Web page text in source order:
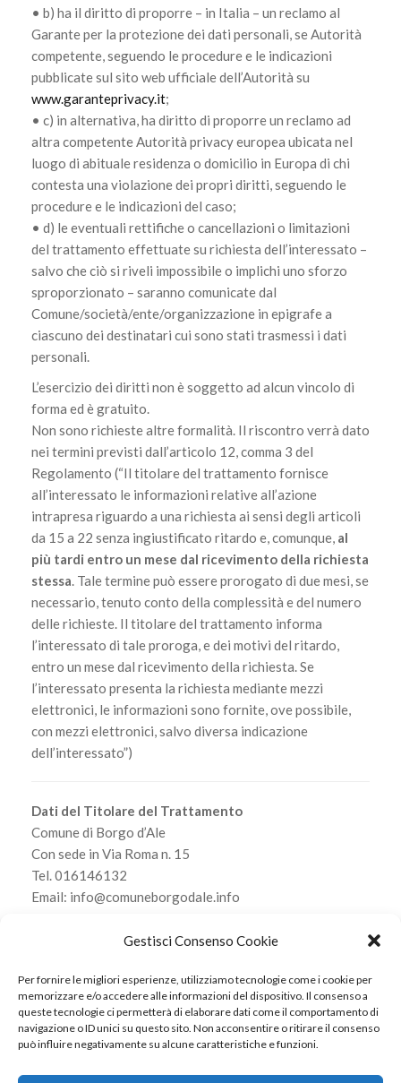
Gestisci Consenso Cookie
Per fornire le migliori esperienze, utilizziamo tecnologie come i cookie per
memorizzare e/o accedere alle informazioni del dispositivo. Il consenso a
queste tecnologie ci permetterà di elaborare dati come il comportamento di
navigazione o ID unici su questo sito. Non acconsentire o ritirare il consenso
può influire negativamente su alcune caratteristiche e funzioni.
• b) ha il diritto di proporre – in Italia – un reclamo al
Garante per la protezione dei dati personali, se Autorità
competente, seguendo le procedure e le indicazioni
pubblicate sul sito web ufficiale dell’Autorità su
www.garanteprivacy.it;
• c) in alternativa, ha diritto di proporre un reclamo ad
altra competente Autorità privacy europea ubicata nel
luogo di abituale residenza o domicilio in Europa di chi
contesta una violazione dei propri diritti, seguendo le
procedure e le indicazioni del caso;
• d) le eventuali rettifiche o cancellazioni o limitazioni
del trattamento effettuate su richiesta dell’interessato –
salvo che ciò si riveli impossibile o implichi uno sforzo
sproporzionato – saranno comunicate dal
Comune/società/ente/organizzazione in epigrafe a
ciascuno dei destinatari cui sono stati trasmessi i dati
personali.
L’esercizio dei diritti non è soggetto ad alcun vincolo di
forma ed è gratuito.
Non sono richieste altre formalità. Il riscontro verrà dato
nei termini previsti dall’articolo 12, comma 3 del
Regolamento (“Il titolare del trattamento fornisce
all’interessato le informazioni relative all’azione
intrapresa riguardo a una richiesta ai sensi degli articoli
da 15 a 22 senza ingiustificato ritardo e, comunque, al
più tardi entro un mese dal ricevimento della richiesta
stessa. Tale termine può essere prorogato di due mesi, se
necessario, tenuto conto della complessità e del numero
delle richieste. Il titolare del trattamento informa
l’interessato di tale proroga, e dei motivi del ritardo,
entro un mese dal ricevimento della richiesta. Se
l’interessato presenta la richiesta mediante mezzi
elettronici, le informazioni sono fornite, ove possibile,
con mezzi elettronici, salvo diversa indicazione
dell’interessato”)
Dati del Titolare del Trattamento
Comune di Borgo d’Ale
Con sede in Via Roma n. 15
Tel. 016146132
Email: info@comuneborgodale.info
Scarica l’informativa
© 2022 Internavigare Srl - All Rights Reserved
Via IV Novembre, 2 - 22070 Bulgarograsso (CO) - P.IVA